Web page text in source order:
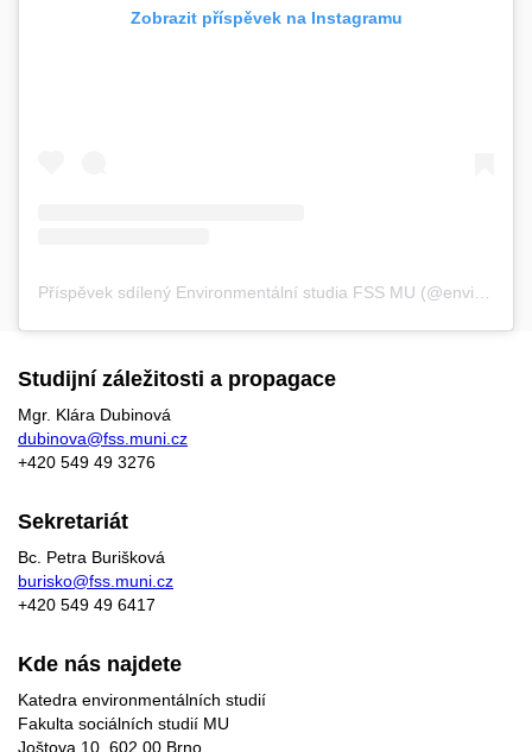
Zobrazit příspěvek na Instagramu
Studijní záležitosti a propagace
Mgr. Klára Dubinová
dubinova@fss.muni.cz
+420 549 49 3276
Sekretariát
Bc. Petra Burišková
burisko@fss.muni.cz
+420 549 49 6417
Kde nás najdete
Katedra environmentálních studií
Fakulta sociálních studií MU
Joštova 10, 602 00 Brno